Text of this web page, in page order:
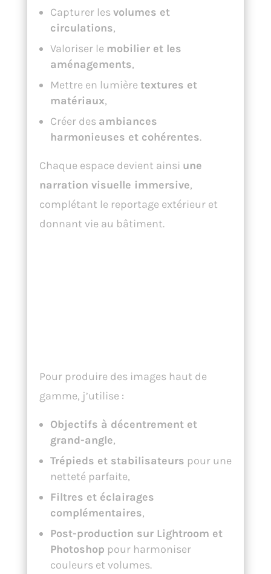
Capturer lesvolumes et
circulations,
Valoriser le mobilier et les
aménagements,
Mettre en lumière textures et
matériaux,
Créer des ambiances
harmonieuses et cohérentes.
Chaque espace devient ainsi une
narration visuelle immersive,
complétant le reportage extérieur et
donnant vie au bâtiment.
Pour produire des images haut de
gamme, j’utilise :
Objectifs à décentrement et
grand-angle,
Trépieds et stabilisateurs pour une
netteté parfaite,
Filtres et éclairages
complémentaires,
Post-production sur Lightroom et
Photoshop pour harmoniser
couleurs et volumes.